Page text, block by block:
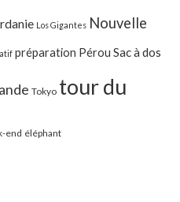
Los Gigantes Nouvelle
préparation Pérou Sac à dos
Tokyo tour du
end éléphant